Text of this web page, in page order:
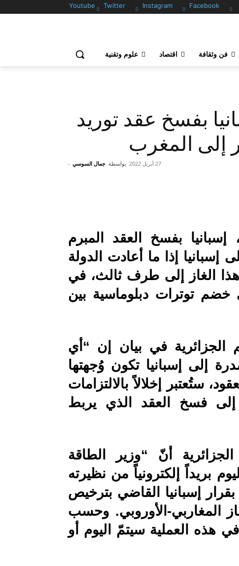
Facebook
Instagram
Twitter
Youtube
فن وثقافة اقتصاد علوم وتقنية
بفسخ عقد توريد
إلى المغرب
بواسطة جمال السوسي - 27 أبريل 2022
إسبانيا بفسخ العقد المبرم
إسبانيا إذا ما أعادت الدولة
الغاز إلى طرف ثالث، في
توترات دبلوماسية بين
الجزائرية في بيان إن “أي
إلى إسبانيا تكون وُجهتها
ستُعتبر إخلالاً بالالتزامات
إلى فسخ العقد الذي يربط
أنّ “وزير الطاقة
بريداً إلكترونياً من نظيرته
بقرار إسبانيا القاضي بترخيص
المغاربي-الأوروبي. وحسب
هذه العملية سيتمّ اليوم أو